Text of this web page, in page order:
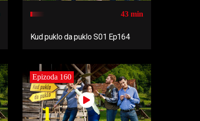
43 min
Kud puklo da puklo S01 Ep164
Epizoda 160